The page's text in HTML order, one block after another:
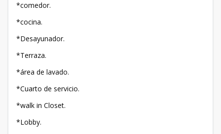
*comedor.
*cocina.
*Desayunador.
*Terraza.
*área de lavado.
*Cuarto de servicio.
*walk in Closet.
*Lobby.